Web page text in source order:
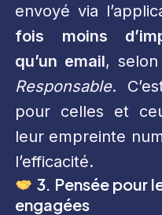
envoyé via
fois moins
qu’un email,
Responsable.
pour celles et
leur empreinte
l’efficacité.
3. Pensée pour
engagées